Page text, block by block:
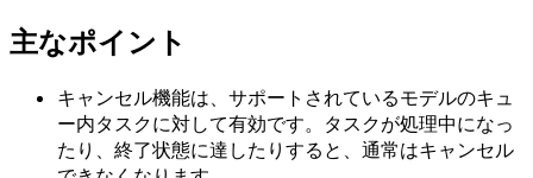
主なポイント
キャンセル機能は、サポートされているモデルのキュ
ー内タスクに対して有効です。タスクが処理中になっ
たり、終了状態に達したりすると、通常はキャンセル